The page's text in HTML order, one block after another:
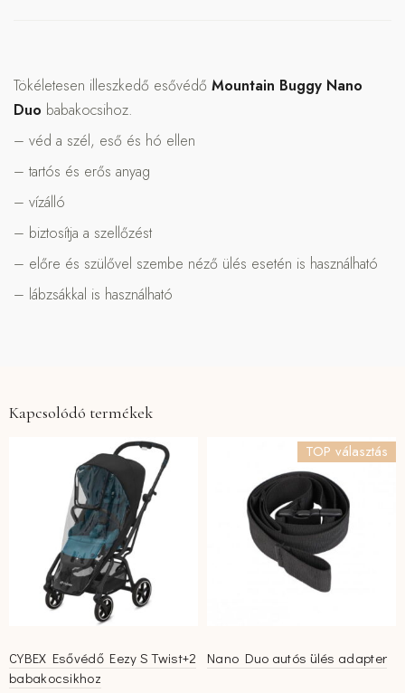
Tökéletesen illeszkedő esővédő Mountain Buggy Nano
Duo babakocsihoz.
– véd a szél, eső és hó ellen
– tartós és erős anyag
– vízálló
– biztosítja a szellőzést
– előre és szülővel szembe néző ülés esetén is használható
– lábzsákkal is használható
Kapcsolódó termékek
CYBEX Esővédő Eezy S Twist+2
babakocsikhoz
TOP választás
Nano Duo autós ülés adapter